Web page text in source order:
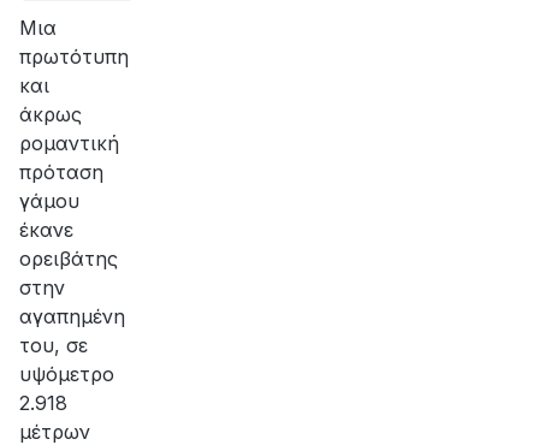
Μια
πρωτότυπη
και
άκρως
ρομαντική
πρόταση
γάμου
έκανε
ορειβάτης
στην
αγαπημένη
του, σε
υψόμετρο
2.918
μέτρων